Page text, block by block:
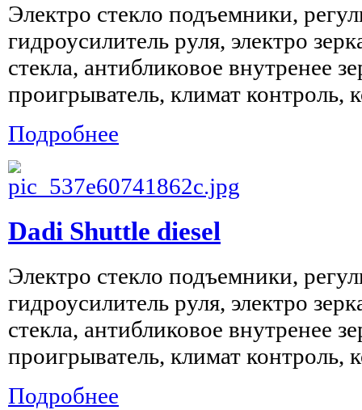
Электро стекло подъемники,
гидроусилитель руля, электро
стекла, антибликовое внутренее
проигрыватель, климат контроль,
Подробнее
Dadi Shuttle diesel
Электро стекло подъемники,
гидроусилитель руля, электро
стекла, антибликовое внутренее
проигрыватель, климат контроль,
Подробнее